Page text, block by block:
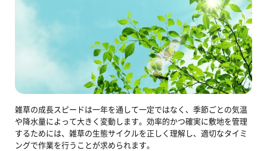
雑草の成長スピードは一年を通して一定ではなく、季節ごとの気温
や降水量によって大きく変動します。効率的かつ確実に敷地を管理
するためには、雑草の生態サイクルを正しく理解し、適切なタイミ
ングで作業を行うことが求められます。